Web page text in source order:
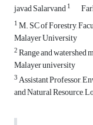
javad Salarvand1
1M. SC of Forestry,
Malayer University
2Range and watershed
Malayer university
3Assistant Professor,
and Natural Resource,